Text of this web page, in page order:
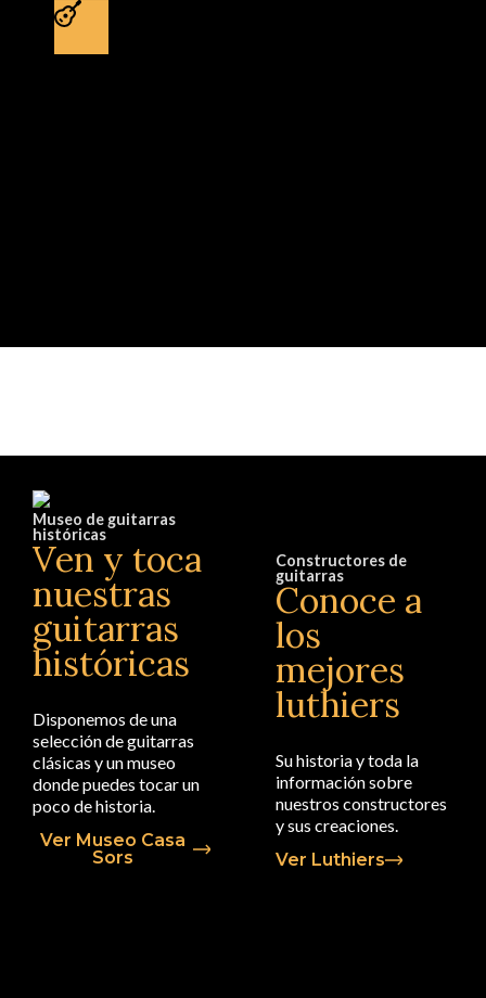
Museo de guitarras
históricas
Ven y toca
nuestras
guitarras
históricas
Disponemos de una
selección de guitarras
clásicas y un museo
donde puedes tocar un
poco de historia.
Ver Museo Casa
Sors
Constructores de
guitarras
Conoce a
los
mejores
luthiers
Su historia y toda la
información sobre
nuestros constructores
y sus creaciones.
Ver Luthiers